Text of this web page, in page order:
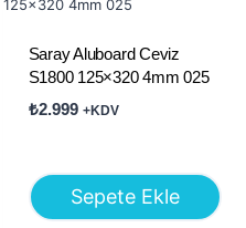
Saray Aluboard Ceviz
S1800 125×320 4mm 025
₺2.999 +KDV
Sepete Ekle